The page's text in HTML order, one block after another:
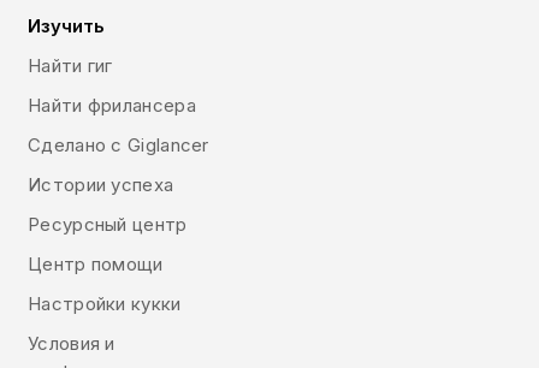
Изучить
Найти гиг
Найти фрилансера
Сделано с Giglancer
Истории успеха
Ресурсный центр
Центр помощи
Настройки кукки
Условия и